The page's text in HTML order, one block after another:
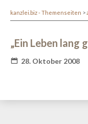
kanzlei.biz - Themenseiten
„Ein Leben lang
28. Oktober 2008